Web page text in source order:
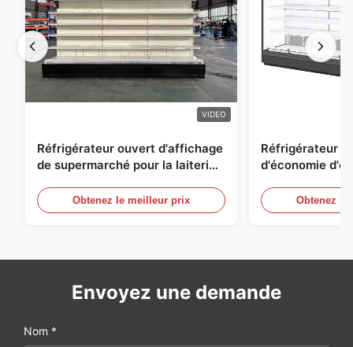
VIDEO
Réfrigérateur ouvert d'affichage
de supermarché pour la laiterie
LED
Obtenez le meilleur prix
Réfrigérateur
d'économie
Obtenez
Envoyez une demande
Nom *